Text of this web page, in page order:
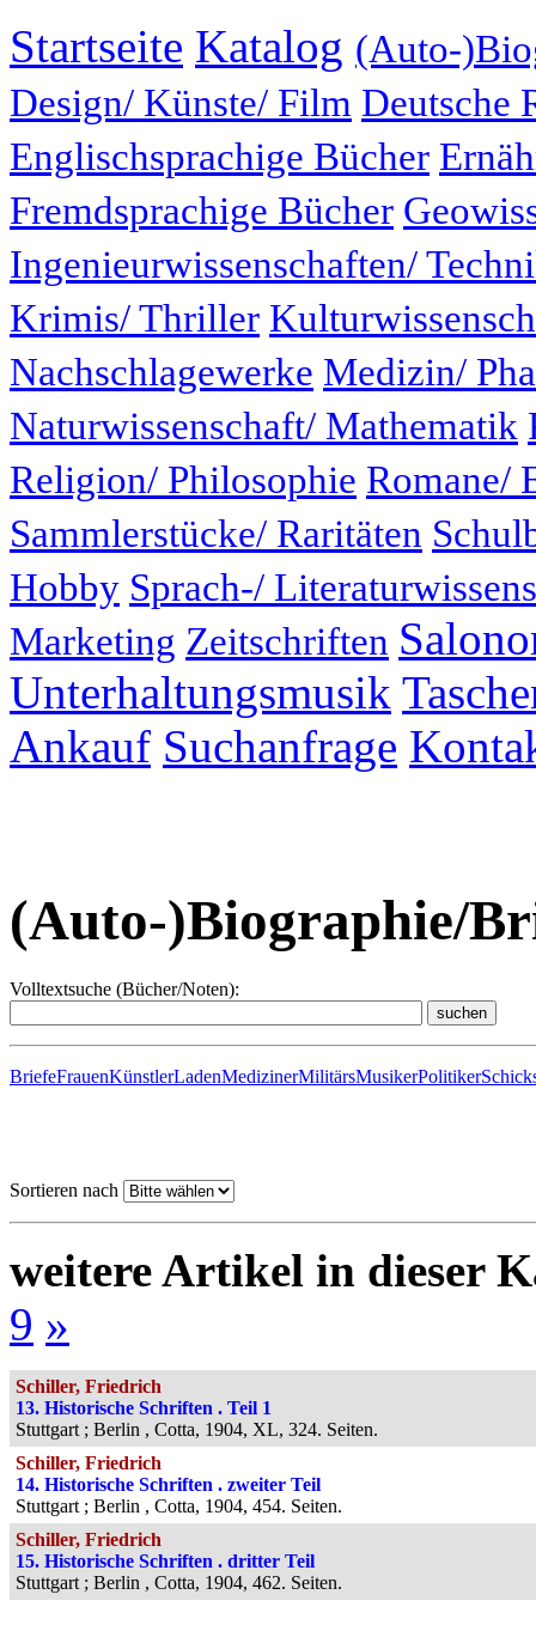
Startseite Katalog (Auto-
Design/ Künste/ Film Deutsche
Englischsprachige Bücher
Fremdsprachige Bücher
Ingenieurwissenschaften/
Krimis/ Thriller
Nachschlagewerke Medizin/
Naturwissenschaft/ Mathematik
Religion/ Philosophie Romane/
Sammlerstücke/ Raritäten
Hobby Sprach-/
Marketing Zeitschriften
Unterhaltungsmusik
Ankauf Suchanfrage
(Auto-)Biographie/
Volltextsuche (Bücher/Noten):
BriefeFrauenKünstlerLadenMedizinerMilitärsMusikerPolitiker
Sortieren nach
weitere Artikel in dieser
9 »
Schiller, Friedrich
13. Historische Schriften . Teil 1
Stuttgart ; Berlin , Cotta, 1904, XL, 324. Seiten.
Schiller, Friedrich
14. Historische Schriften . zweiter Teil
Stuttgart ; Berlin , Cotta, 1904, 454. Seiten.
Schiller, Friedrich
15. Historische Schriften . dritter Teil
Stuttgart ; Berlin , Cotta, 1904, 462. Seiten.